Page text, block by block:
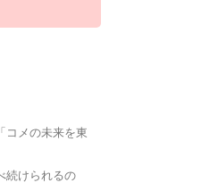
コメの未来を東
続けられるの